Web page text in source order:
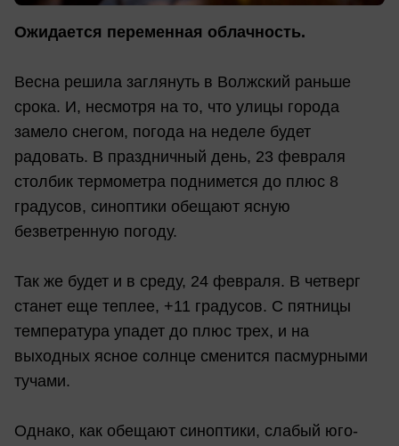
Ожидается переменная облачность.
Весна решила заглянуть в Волжский раньше
срока. И, несмотря на то, что улицы города
замело снегом, погода на неделе будет
радовать. В праздничный день, 23 февраля
столбик термометра поднимется до плюс 8
градусов, синоптики обещают ясную
безветренную погоду.
Так же будет и в среду, 24 февраля. В четверг
станет еще теплее, +11 градусов. С пятницы
температура упадет до плюс трех, и на
выходных ясное солнце сменится пасмурными
тучами.
Однако, как обещают синоптики, слабый юго-